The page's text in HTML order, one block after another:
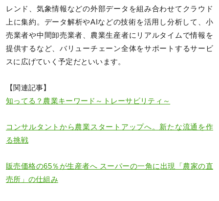
レンド、気象情報などの外部データを組み合わせてクラウド
上に集約。データ解析やAIなどの技術を活用し分析して、小
売業者や中間卸売業者、農業生産者にリアルタイムで情報を
提供するなど、バリューチェーン全体をサポートするサービ
スに広げていく予定だといいます。
【関連記事】
知ってる？農業キーワード～トレーサビリティ～
コンサルタントから農業スタートアップへ。新たな流通を作
る挑戦
販売価格の65％が生産者へ スーパーの一角に出現「農家の直
売所」の仕組み